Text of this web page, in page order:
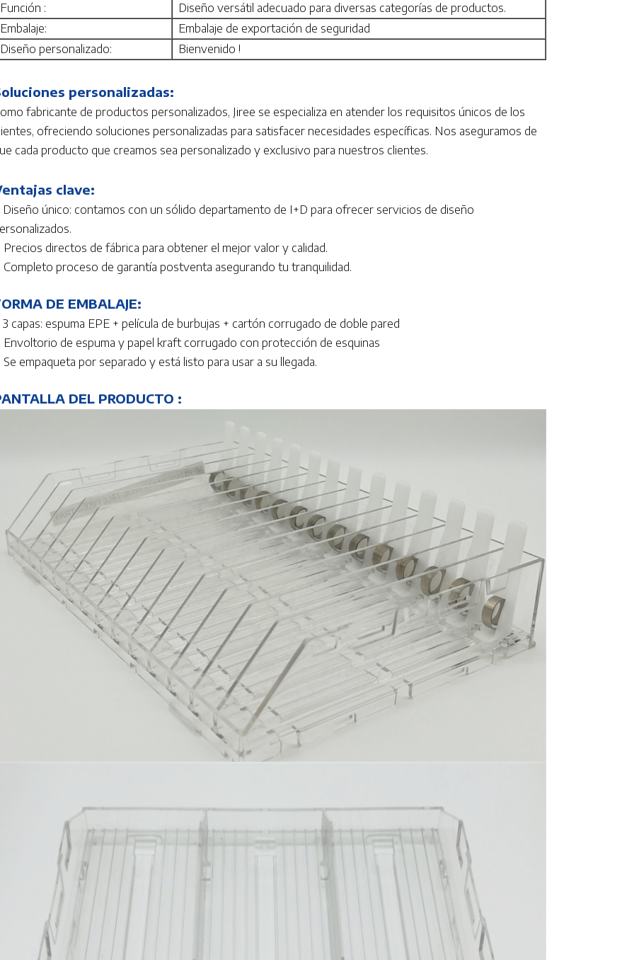
Función :
Diseño versátil adecuado para diversas categorías de productos.
Embalaje:
Embalaje de exportación de seguridad
Diseño personalizado:
Bienvenido !
personalizadas:
fabricante de productos personalizados, Jiree se especializa en atender los requisitos únicos de los
ofreciendo soluciones personalizadas para satisfacer necesidades específicas. Nos aseguramos de
cada producto que creamos sea personalizado y exclusivo para nuestros clientes.
clave:
Diseño único: contamos con un sólido departamento de I+D para ofrecer servicios de diseño
Precios directos de fábrica para obtener el mejor valor y calidad.
Completo proceso de garantía postventa asegurando tu tranquilidad.
DE EMBALAJE:
3 capas: espuma EPE + película de burbujas + cartón corrugado de doble pared
Envoltorio de espuma y papel kraft corrugado con protección de esquinas
Se empaqueta por separado y está listo para usar a su llegada.
DEL PRODUCTO :